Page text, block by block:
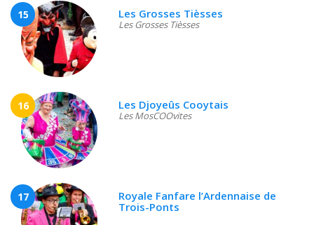
15 Les Grosses Tièsses
Les Grosses Tièsses
16 Les Djoyeûs Cooytais
Les MosCOOvites
17
Royale Fanfare l’Ardennaise de
Trois-Ponts